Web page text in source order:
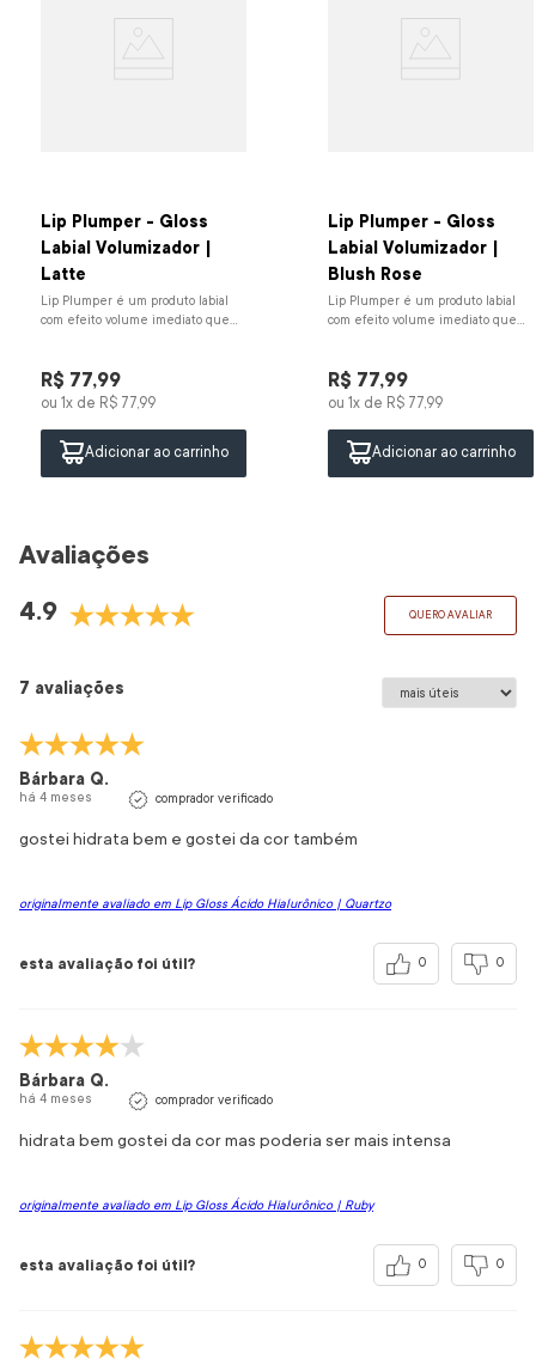
Lip Plumper - Gloss
Labial Volumizador |
Latte
Lip Plumper é um produto labial
com efeito volume imediato que
R$ 77,99
ou 1x de R$ 77 99
Adicionar ao carrinho
Lip Plumper - Gloss
Labial Volumizador |
Blush Rose
Lip Plumper é um produto labial
com efeito volume imediato que
R$ 77,99
ou 1x de R$ 77 99
Adicionar ao carrinho
Avaliações
4.9
QUERO AVALIAR
7 avaliações
Bárbara Q.
há 4 meses comprador verificado
gostei hidrata bem e gostei da cor também
originalmente avaliado em Lip Gloss Ácido Hialurônico | Quartzo
esta avaliação foi útil? 0 0
Bárbara Q.
há 4 meses comprador verificado
hidrata bem gostei da cor mas poderia ser mais intensa
originalmente avaliado em Lip Gloss Ácido Hialurônico | Ruby
esta avaliação foi útil? 0 0